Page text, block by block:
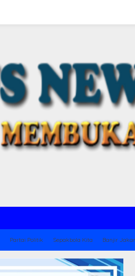
Partai Politik Sepakbola Kita Banjir